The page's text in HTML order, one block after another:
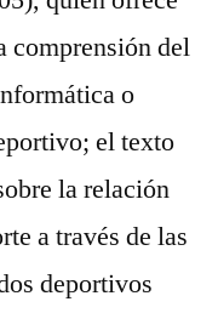
comprensión del
o
el texto
la relación
a través de las
deportivos